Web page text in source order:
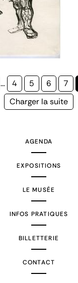
… Page
4 Page
5 Page
6 Page
7
Page
Charger la suite
AGENDA
EXPOSITIONS
LE MUSÉE
INFOS PRATIQUES
BILLETTERIE
CONTACT